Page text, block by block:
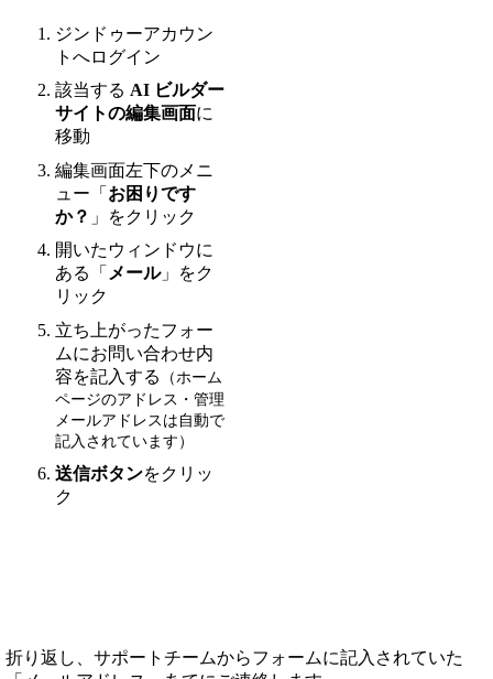
ジンドゥーアカウン
トへログイン
該当する AI ビルダー
サイトの編集画面に
移動
編集画面左下のメニ
ュー「 お困りです
か？ 」をクリック
開いたウィンドウに
ある「 メール」をク
リック
立ち上がったフォー
ムにお問い合わせ内
容を記入する
（ホーム
ページのアドレス・管理
メールアドレスは自動で
記入されています）
送信ボタンをクリッ
ク
折り返し、サポートチームからフォームに記入されていた